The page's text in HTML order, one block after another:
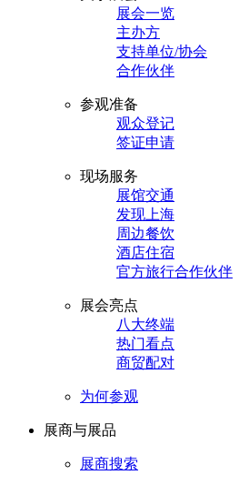
展会一览
主办方
支持单位/协会
合作伙伴
参观准备
观众登记
签证申请
现场服务
展馆交通
发现上海
周边餐饮
酒店住宿
官方旅行合作伙伴
展会亮点
八大终端
热门看点
商贸配对
为何参观
展商与展品
展商搜索